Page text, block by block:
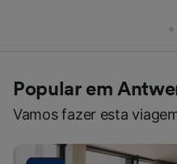
Popular em
Vamos fazer esta